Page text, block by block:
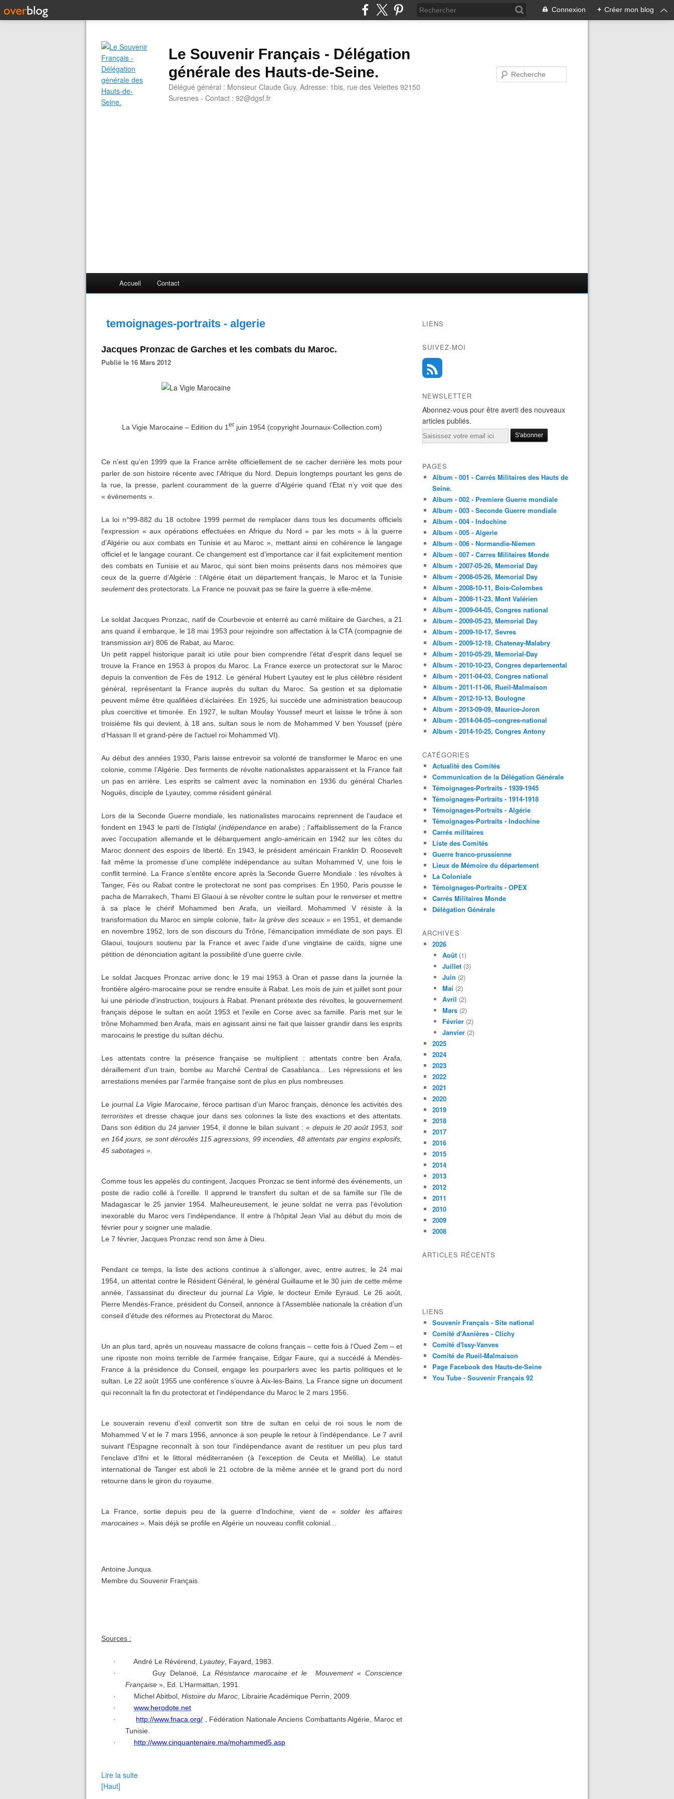
Connexion + Créer mon blog
Le Souvenir Français - Délégation
générale des Hauts-de-Seine.
Délégué général : Monsieur Claude Guy. Adresse: 1bis, rue des Velettes 92150
Suresnes - Contact : 92@dgsf.fr
Accueil Contact
temoignages-portraits - algerie
Jacques Pronzac de Garches et les combats du Maroc.
Publié le 16 Mars 2012
La Vigie Marocaine – Edition du 1 er juin 1954 (copyright Journaux-Collection.com)
Ce n’est qu’en 1999 que la France arrête officiellement de se cacher derrière les mots pour
parler de son histoire récente avec l’Afrique du Nord. Depuis longtemps pourtant les gens de
la rue, la presse, parlent couramment de la guerre d’Algérie quand l’Etat n’y voit que des
« évènements ».
La loi n°99-882 du 18 octobre 1999 permet de remplacer dans tous les documents officiels
l'expression « aux opérations effectuées en Afrique du Nord » par les mots « à la guerre
d'Algérie ou aux combats en Tunisie et au Maroc », mettant ainsi en cohérence le langage
officiel et le langage courant. Ce changement est d’importance car il fait explicitement mention
des combats en Tunisie et au Maroc, qui sont bien moins présents dans nos mémoires que
ceux de la guerre d’Algérie : l’Algérie était un département français, le Maroc et la Tunisie
seulementdes protectorats. La France ne pouvait pas se faire la guerre à elle-même.
Le soldat Jacques Pronzac, natif de Courbevoie et enterré au carré militaire de Garches, a 21
ans quand il embarque, le 18 mai 1953 pour rejoindre son affectation à la CTA (compagnie de
transmission air) 806 de Rabat, au Maroc.
Un petit rappel historique parait ici utile pour bien comprendre l’état d’esprit dans lequel se
trouve la France en 1953 à propos du Maroc. La France exerce un protectorat sur le Maroc
depuis la convention de Fès de 1912. Le général Hubert Lyautey est le plus célèbre résident
général, représentant la France auprès du sultan du Maroc. Sa gestion et sa diplomatie
peuvent même être qualifiées d’éclairées. En 1925, lui succède une administration beaucoup
plus coercitive et timorée. En 1927, le sultan Moulay Youssef meurt et laisse le trône à son
troisième fils qui devient, à 18 ans, sultan sous le nom de Mohammed V ben Youssef (père
d’Hassan II et grand-père de l’actuel roi Mohammed VI).
Au début des années 1930, Paris laisse entrevoir sa volonté de transformer le Maroc en une
colonie, comme l’Algérie. Des ferments de révolte nationalistes apparaissent et la France fait
un pas en arrière. Les esprits se calment avec la nomination en 1936 du général Charles
Noguès, disciple de Lyautey, comme résident général.
Lors de la Seconde Guerre mondiale, les nationalistes marocains reprennent de l’audace et
fondent en 1943 le parti de l'Istiqlal(indépendanceen arabe) ; l’affaiblissement de la France
avec l’occupation allemande et le débarquement anglo-américain en 1942 sur les côtes du
Maroc donnent des espoirs de liberté. En 1943, le président américain Franklin D. Roosevelt
fait même la promesse d’une complète indépendance au sultan Mohammed V, une fois le
conflit terminé. La France s’entête encore après la Seconde Guerre Mondiale : les révoltes à
Tanger, Fès ou Rabat contre le protectorat ne sont pas comprises. En 1950, Paris pousse le
pacha de Marrakech, Thami El Glaoui à se révolter contre le sultan pour le renverser et mettre
à sa place le chérif Mohammed ben Arafa, un vieillard. Mohammed V résiste à la
transformation du Maroc en simple colonie, fait« la grève des sceaux »en 1951, et demande
en novembre 1952, lors de son discours du Trône, l’émancipation immédiate de son pays. El
Glaoui, toujours soutenu par la France et avec l’aide d’une vingtaine de caïds, signe une
pétition de dénonciation agitant la possibilité d’une guerre civile.
Le soldat Jacques Pronzac arrive donc le 19 mai 1953 à Oran et passe dans la journée la
frontière algéro-marocaine pour se rendre ensuite à Rabat. Les mois de juin et juillet sont pour
lui une période d’instruction, toujours à Rabat. Prenant prétexte des révoltes, le gouvernement
français dépose le sultan en août 1953 et l'exile en Corse avec sa famille. Paris met sur le
trône Mohammed ben Arafa, mais en agissant ainsi ne fait que laisser grandir dans les esprits
marocains le prestige du sultan déchu.
Les attentats contre la présence française se multiplient : attentats contre ben Arafa,
déraillement d'un train, bombe au Marché Central de Casablanca... Les répressions et les
arrestations menées par l’armée française sont de plus en plus nombreuses.
Le journal La Vigie Marocaine, féroce partisan d’un Maroc français, dénonce les activités des
terroristes et dresse chaque jour dans ses colonnes la liste des exactions et des attentats.
Dans son édition du 24 janvier 1954, il donne le bilan suivant : « depuis le 20 août 1953, soit
en 164 jours, se sont déroulés 115 agressions, 99 incendies, 48 attentats par engins explosifs,
45 sabotages ».
Comme tous les appelés du contingent, Jacques Pronzac se tient informé des événements, un
poste de radio collé à l’oreille. Il apprend le transfert du sultan et de sa famille sur l’île de
Madagascar le 25 janvier 1954. Malheureusement, le jeune soldat ne verra pas l’évolution
inexorable du Maroc vers l’indépendance. Il entre à l’hôpital Jean Vial au début du mois de
février pour y soigner une maladie.
Le 7 février, Jacques Pronzac rend son âme à Dieu.
Pendant ce temps, la liste des actions continue à s’allonger, avec, entre autres, le 24 mai
1954, un attentat contre le Résident Général, le général Guillaume et le 30 juin de cette même
année, l’assassinat du directeur du journalLa Vigie,
le docteur Emile Eyraud. Le 26 août,
Pierre Mendès-France, président du Conseil, annonce à l’Assemblée nationale la création d’un
conseil d’étude des réformes au Protectorat du Maroc.
Un an plus tard, après un nouveau massacre de colons français – cette fois à l’Oued Zem – et
une riposte non moins terrible de l’armée française, Edgar Faure, qui a succédé à Mendès-
France à la présidence du Conseil, engage les pourparlers avec les partis politiques et le
sultan. Le 22 août 1955 une conférence s’ouvre à Aix-les-Bains. La France signe un document
qui reconnaît la fin du protectorat et l'indépendance du Maroc le 2 mars 1956.
Le souverain revenu d’exil convertit son titre de sultan en celui de roi sous le nom de
Mohammed V et le 7 mars 1956, annonce à son peuple le retour à l’indépendance. Le 7 avril
suivant l'Espagne reconnaît à son tour l'indépendance avant de restituer un peu plus tard
l'enclave d'Ifni et le littoral méditerranéen (à l'exception de Ceuta et Melilla). Le statut
international de Tanger est aboli le 21 octobre de la même année et le grand port du nord
retourne dans le giron du royaume.
La France, sortie depuis peu de la guerre d’Indochine, vient de «solder les affaires
marocaines ». Mais déjà se profile en Algérie un nouveau conflit colonial...
Antoine Junqua.
Membre du Souvenir Français.
Sources :
· André Le Révérend, Lyautey, Fayard, 1983.
·
Guy Delanoë, La Résistance marocaine et le Mouvement « Conscience
Française », Ed. L’Harmattan, 1991.
·
Michel Abitbol, Histoire du Maroc , Librairie Académique Perrin, 2009.
·
www.herodote.net
·
http://www.fnaca.org/ , Fédération Nationale Anciens Combattants Algérie, Maroc et
Tunisie.
·
http://www.cinquantenaire.ma/mohammed5.asp
Lire la suite
[Haut]
LIENS
SUIVEZ-MOI
NEWSLETTER
Abonnez-vous pour être averti des nouveaux
articles publiés.
Email
PAGES
Album - 001 - Carrés Militaires des Hauts de
Seine.
Album - 002 - Premiere Guerre mondiale
Album - 003 - Seconde Guerre mondiale
Album - 004 - Indochine
Album - 005 - Algerie
Album - 006 - Normandie-Niemen
Album - 007 - Carres Militaires Monde
Album - 2007-05-26, Memorial Day
Album - 2008-05-26, Memorial Day
Album - 2008-10-11, Bois-Colombes
Album - 2008-11-23, Mont Valérien
Album - 2009-04-05, Congres national
Album - 2009-05-23, Memorial Day
Album - 2009-10-17, Sevres
Album - 2009-12-19, Chatenay-Malabry
Album - 2010-05-29, Memorial-Day
Album - 2010-10-23, Congres departemental
Album - 2011-04-03, Congres national
Album - 2011-11-06, Rueil-Malmaison
Album - 2012-10-13, Boulogne
Album - 2013-09-09, Maurice-Joron
Album - 2014-04-05--congres-national
Album - 2014-10-25, Congres Antony
CATÉGORIES
Actualité des Comités
Communication de la Délégation Générale
Témoignages-Portraits - 1939-1945
Témoignages-Portraits - 1914-1918
Témoignages-Portraits - Algérie
Témoignages-Portraits - Indochine
Carrés militaires
Liste des Comités
Guerre franco-prussienne
Lieux de Mémoire du département
La Coloniale
Témoignages-Portraits - OPEX
Carrés Militaires Monde
Délégation Générale
ARCHIVES
2026
Août (1)
Juillet (3)
Juin (2)
Mai (2)
Avril (2)
Mars (2)
Février (2)
Janvier (2)
2025
2024
2023
2022
2021
2020
2019
2018
2017
2016
2015
2014
2013
2012
2011
2010
2009
2008
ARTICLES RÉCENTS
LIENS
Souvenir Français - Site national
Comité d'Asnières - Clichy
Comité d'Issy-Vanves
Comité de Rueil-Malmaison
Page Facebook des Hauts-de-Seine
You Tube - Souvenir Français 92